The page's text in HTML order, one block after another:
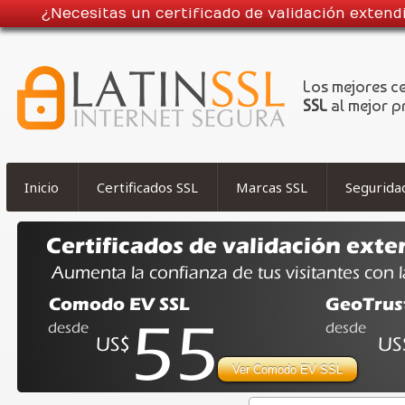
¿Necesitas un certificado de validación
Los mejores
SSL al mejor
Inicio Certificados SSL Marcas SSL
Ver Comodo EV SSL